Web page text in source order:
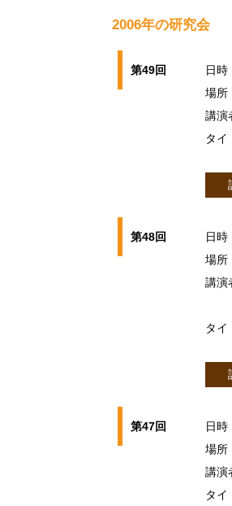
2006年の研究会
第49回 日時
場所
講演
タイ
第48回 日時
場所
講演
タイ
第47回 日時
場所
講演
タイ